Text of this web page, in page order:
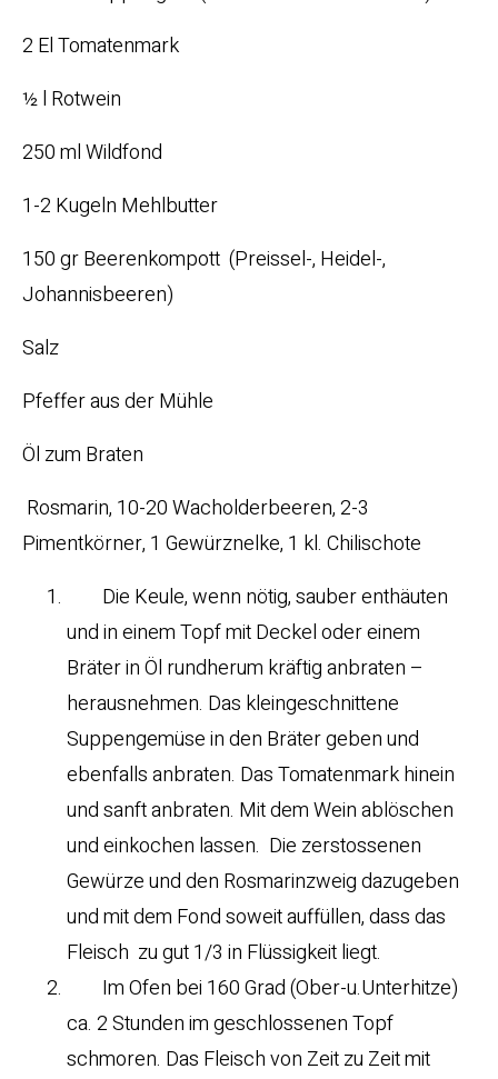
2 El Tomatenmark
½ l Rotwein
250 ml Wildfond
1-2 Kugeln Mehlbutter
150 gr Beerenkompott (Preissel-, Heidel-,
Johannisbeeren)
Salz
Pfeffer aus der Mühle
Öl zum Braten
Rosmarin, 10-20 Wacholderbeeren, 2-3
Pimentkörner, 1 Gewürznelke, 1 kl. Chilischote
Die Keule, wenn nötig, sauber enthäuten
und in einem Topf mit Deckel oder einem
Bräter in Öl rundherum kräftig anbraten –
herausnehmen. Das kleingeschnittene
Suppengemüse in den Bräter geben und
ebenfalls anbraten. Das Tomatenmark hinein
und sanft anbraten. Mit dem Wein ablöschen
und einkochen lassen. Die zerstossenen
Gewürze und den Rosmarinzweig dazugeben
und mit dem Fond soweit auffüllen, dass das
Fleisch zu gut 1/3 in Flüssigkeit liegt.
Im Ofen bei 160 Grad (Ober-u.Unterhitze)
ca. 2 Stunden im geschlossenen Topf
schmoren. Das Fleisch von Zeit zu Zeit mit